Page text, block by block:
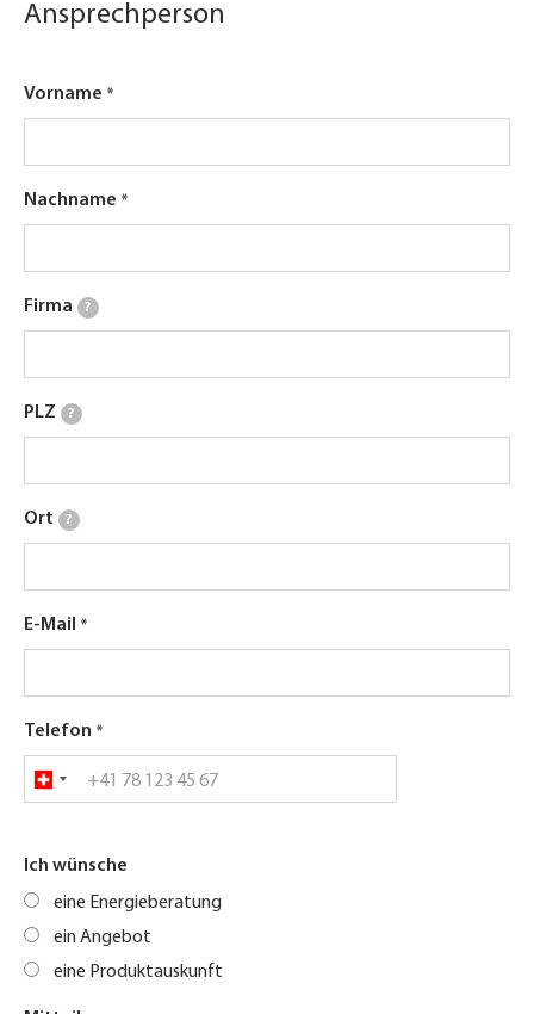
Ansprechperson
Vorname
Nachname
Firma ?
PLZ ?
Ort ?
E-Mail
Telefon
Ich wünsche
eine Energieberatung
ein Angebot
eine Produktauskunft